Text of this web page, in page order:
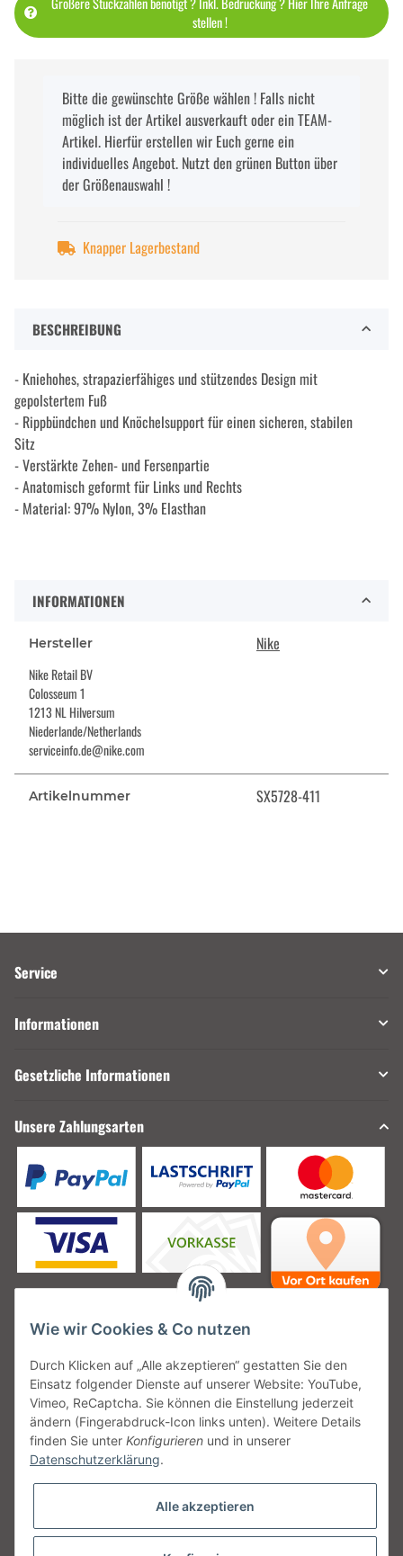
stellen !
xBitte die gewünschte Größe wählen ! Falls nicht
möglich ist der Artikel ausverkauft oder ein TEAM-
Artikel. Hierfür erstellen wir Euch gerne ein
individuelles Angebot. Nutzt den grünen Button über
der Größenauswahl !
Knapper Lagerbestand
BESCHREIBUNG
- Kniehohes, strapazierfähiges und stützendes Design mit
gepolstertem Fuß
- Rippbündchen und Knöchelsupport für einen sicheren, stabilen
Sitz
- Verstärkte Zehen- und Fersenpartie
- Anatomisch geformt für Links und Rechts
- Material: 97% Nylon, 3% Elasthan
INFORMATIONEN
Hersteller Nike
Nike Retail BV
Colosseum 1
1213 NL Hilversum
Niederlande/Netherlands
serviceinfo.de@nike.com
Artikelnummer SX5728-411
Service
Informationen
Gesetzliche Informationen
Unsere Zahlungsarten
Unsere Versanddienstleister
Unsere Communities
Wie wir Cookies & Co nutzen
Durch Klicken auf „Alle akzeptieren“ gestatten Sie den
Einsatz folgender Dienste auf unserer Website: YouTube,
Vimeo, ReCaptcha. Sie können die Einstellung jederzeit
ändern (Fingerabdruck-Icon links unten). Weitere Details
finden Sie unter Konfigurieren und in unserer
Datenschutzerklärung.
Alle akzeptieren